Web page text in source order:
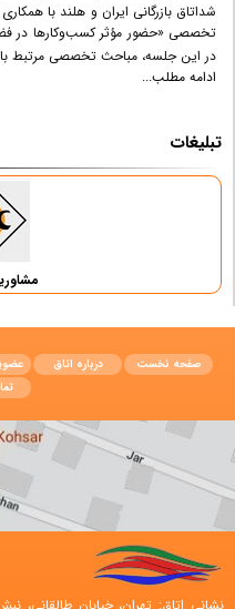
شداتاق بازرگانی ایران و هلند با
تخصصی «حضور مؤثر کسب‌وکارها در
در این جلسه، مباحث تخصصی مرتبط
ادامه مطلب...
تبلیغات
صفحه نخست درباره اتاق